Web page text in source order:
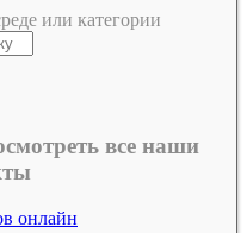
или категории
все наши
онлайн